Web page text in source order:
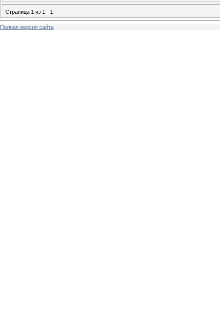
Страница 1 из 1 1
Полная версия сайта